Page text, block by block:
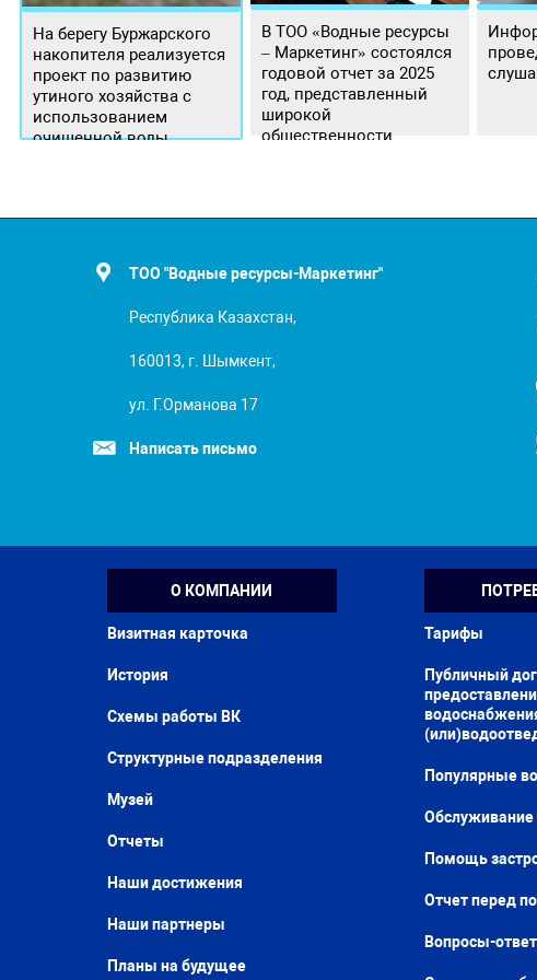
На берегу Буржарского
накопителя реализуется
проект по развитию
утиного хозяйства с
использованием
очищенной воды
В ТОО «Водные ресурсы
– Маркетинг» состоялся
годовой отчет за 2025
год, представленный
широкой
общественности.
ТОО "Водные ресурсы-Маркетинг"
Республика Казахстан,
160013, г. Шымкент,
ул. Г.Орманова 17
Написать письмо
О КОМПАНИИ
Визитная карточка
История
Схемы работы ВК
Структурные подразделения
Музей
Отчеты
Наши достижения
Наши партнеры
Планы на будущее
Тарифы
Публичный
Популярные
Обслуживание
Помощь
Отчет перед
Вопросы-